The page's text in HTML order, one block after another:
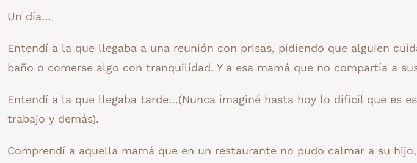
Un día…
Entendí a la que llegaba a una reunión con prisas, pidiendo que alguien
baño o comerse algo con tranquilidad. Y a esa mamá que no compartía a
Entendí a la que llegaba tarde…(Nunca imaginé hasta hoy lo difícil que es
trabajo y demás).
Comprendí a aquella mamá que en un restaurante no pudo calmar a su